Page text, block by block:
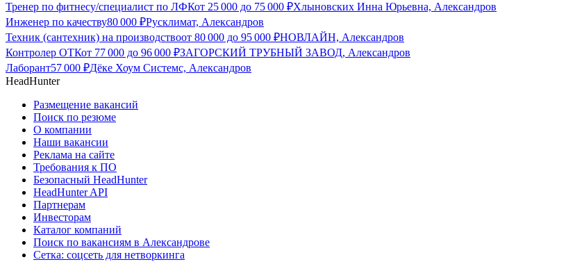
Тренер по фитнесу/специалист по ЛФКот 25 000 до 75 000 ₽Хлыновских Инна Юрьевна, Александров
Инженер по качеству80 000 ₽Русклимат, Александров
Техник (сантехник) на производствоот 80 000 до 95 000 ₽НОВЛАЙН, Александров
Контролер ОТКот 77 000 до 96 000 ₽ЗАГОРСКИЙ ТРУБНЫЙ ЗАВОД, Александров
Лаборант57 000 ₽Дёке Хоум Системс, Александров
HeadHunter
Размещение вакансий
Поиск по резюме
О компании
Наши вакансии
Реклама на сайте
Требования к ПО
Безопасный HeadHunter
HeadHunter API
Партнерам
Инвесторам
Каталог компаний
Поиск по вакансиям в Александрове
Сетка: соцсеть для нетворкинга